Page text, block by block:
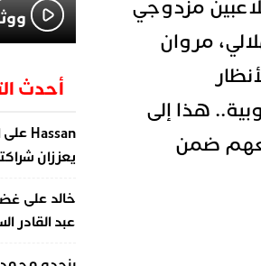
مزدوجي
مروان
هذا إلى
ضمن
أحدث
Hassan على
يعززان
خالد على
عبد القادر